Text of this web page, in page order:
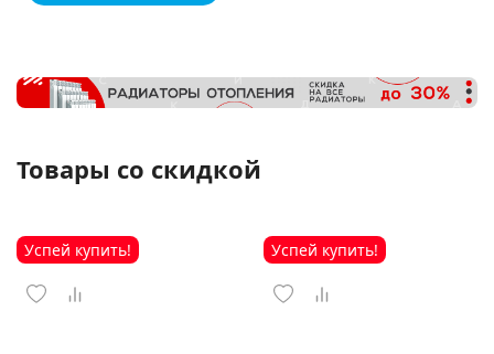
Товары со скидкой
Успей купить! Успей купить!